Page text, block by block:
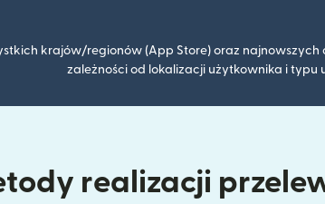
krajów/regionów (App Store) oraz
zależności od lokalizacji użytkownika i typu
realizacji